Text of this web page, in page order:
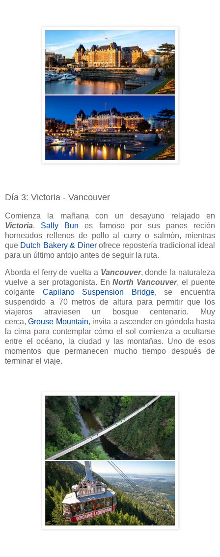
Día 3: Victoria - Vancouver
Comienza la mañana con un desayuno relajado en
Victoria. Sally Bun es famoso por sus panes recién
horneados rellenos de pollo al curry o salmón, mientras
que Dutch Bakery & Dinerofrece repostería tradicional ideal
para un último antojo antes de seguir la ruta.
Aborda el ferry de vuelta a Vancouver, donde la naturaleza
vuelve a ser protagonista. EnNorth Vancouver, el puente
colgante Capilano Suspension Bridge, se encuentra
suspendido a 70 metros de altura para permitir que los
viajeros atraviesen un bosque centenario. Muy
cerca,Grouse Mountain, invita a ascender en góndola hasta
la cima para contemplar cómo el sol comienza a ocultarse
entre el océano, la ciudad y las montañas. Uno de esos
momentos que permanecen mucho tiempo después de
terminar el viaje.